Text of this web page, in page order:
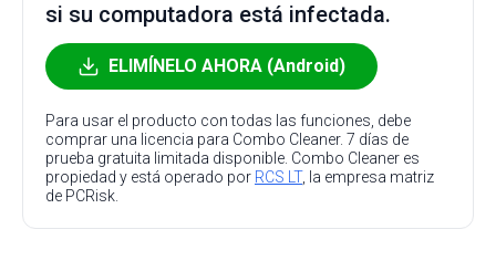
si su computadora está infectada.
ELIMÍNELO AHORA (Android)
Para usar el producto con todas las funciones, debe
comprar una licencia para Combo Cleaner. 7 días de
prueba gratuita limitada disponible. Combo Cleaner es
propiedad y está operado por RCS LT, la empresa matriz
de PCRisk.